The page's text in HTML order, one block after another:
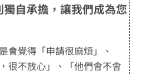
自承擔，讓我們成為您
會覺得「申請很麻煩」、
很不放心」、「他們會不會